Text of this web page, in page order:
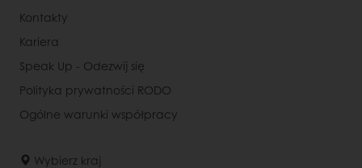
Kontakty
Kariera
Speak Up - Odezwij się
Polityka prywatności RODO
Ogólne warunki współpracy
Wybierz kraj